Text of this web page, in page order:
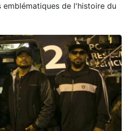
de l'histoire du